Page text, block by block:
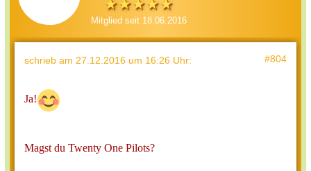
Mitglied seit 18.06.2016
schrieb am 27.12.2016 um 16:26 Uhr: #804
Ja!
Magst du Twenty One Pilots?